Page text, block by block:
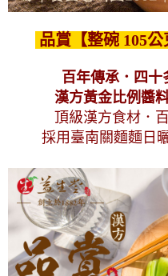
品賞【整碗 105公
百年傳承．四
漢方黃金比例醬
頂級漢方食材．
採用臺南關麵麵日